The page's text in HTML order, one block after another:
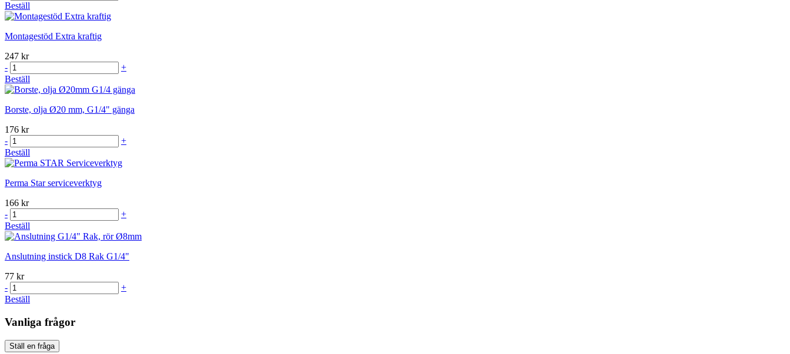
Beställ
Montagestöd Extra kraftig
247 kr
-
+
Beställ
Borste, olja Ø20 mm, G1/4" gänga
176 kr
-
+
Beställ
Perma Star serviceverktyg
166 kr
-
+
Beställ
Anslutning instick D8 Rak G1/4"
77 kr
-
+
Beställ
Vanliga frågor
Ställ en fråga